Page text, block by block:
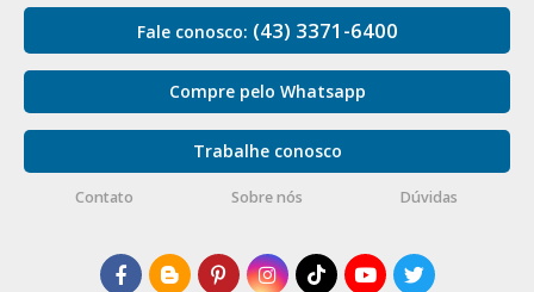
Fale conosco: (43) 3371-6400
Compre pelo Whatsapp
Trabalhe conosco
Contato Sobre nós Dúvidas